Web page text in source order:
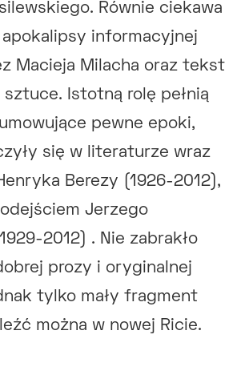
Równie ciekawa
informacyjnej
Macieja Milacha oraz tekst
sztuce. Istotną rolę pełnią
pewne epoki,
się w literaturze wraz
Berezy (1926-2012),
Jerzego
2012) . Nie zabrakło
prozy i oryginalnej
tylko mały fragment
można w nowej Ricie.